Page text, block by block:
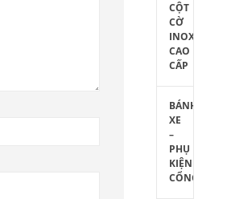
CỘT
CỜ
INOX
CAO
CẤP
BÁNH
XE
–
PHỤ
KIỆN
CỔNG